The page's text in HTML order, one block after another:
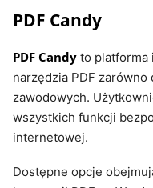
PDF Candy
PDF Candy to platforma
narzędzia PDF
zawodowych.
wszystkich funkcji
internetowej.
Dostępne opcje